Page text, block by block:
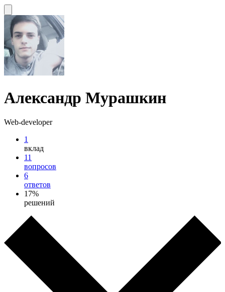
Александр Мурашкин
Web-developer
1
вклад
11
вопросов
6
ответов
17%
решений